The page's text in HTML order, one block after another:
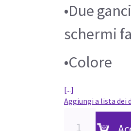
•Due
schermi
•Colore
[...]
Aggiungi a lista dei